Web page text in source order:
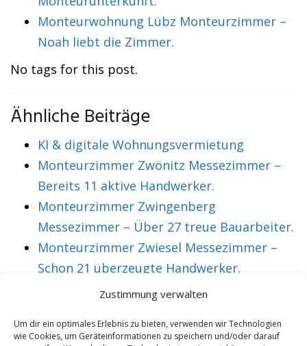
Zustimmung verwalten
Um dir ein optimales Erlebnis zu bieten, verwenden wir Technologien
wie Cookies, um Geräteinformationen zu speichern und/oder darauf
Monteurwohnung Lübz Monteurzimmer –
Noah liebt die Zimmer.
No tags for this post.
Ähnliche Beiträge
KI & digitale Wohnungsvermietung
Monteurzimmer Zwönitz Messezimmer –
Bereits 11 aktive Handwerker.
Monteurzimmer Zwingenberg
Messezimmer – Über 27 treue Bauarbeiter.
Monteurzimmer Zwiesel Messezimmer –
Schon 21 überzeugte Handwerker.
Monteurzimmer Zwickau Messezimmer –